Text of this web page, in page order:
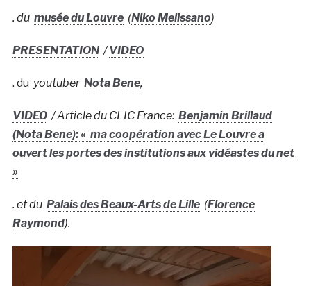
. du musée du Louvre(Niko Melissano)
PRESENTATION/VIDEO
. du youtuber Nota Bene,
VIDEO/ Article du CLIC France: Benjamin Brillaud
(Nota Bene): « ma coopération avec Le Louvre a
ouvert les portes des institutions aux vidéastes du net
»
. et du Palais des Beaux-Arts de Lille(Florence
Raymond).